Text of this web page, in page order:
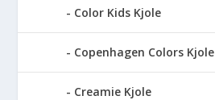
Color Kids Kjole
Copenhagen Colors Kjole
Creamie Kjole